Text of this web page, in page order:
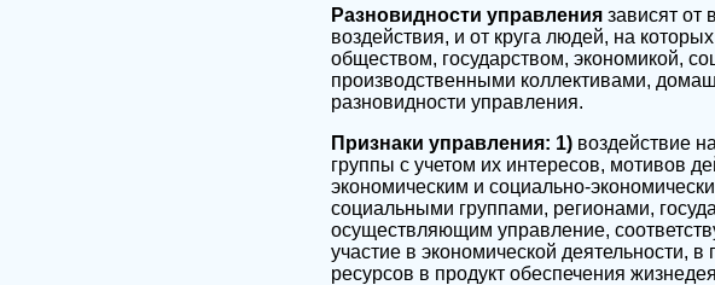
Разновидности управления зависят от
воздействия, и от круга людей, на
обществом, государством, экономикой,
производственными коллективами,
разновидности управления.
Признаки управления: 1) воздействие
группы с учетом их интересов, мотивов
экономическим и социально-
социальными группами, регионами,
осуществляющим управление,
участие в экономической деятельности,
ресурсов в продукт обеспечения